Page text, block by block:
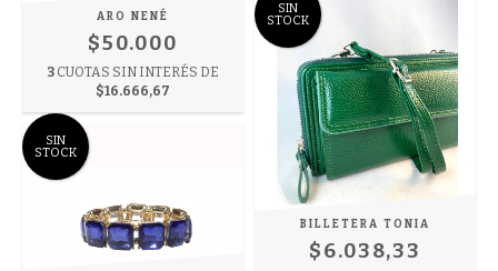
ARO NENÉ
$50.000
3 CUOTAS SIN INTERÉS DE
$16.666,67
SIN
STOCK
SIN
STOCK
BILLETERA TONIA
$6.038,33